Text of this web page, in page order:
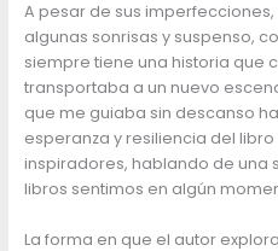
A pesar de sus
algunas sonrisas y suspenso,
siempre tiene una historia que
transportaba a un nuevo
que me guiaba sin descanso
esperanza y resiliencia del
inspiradores, hablando de una
libros sentimos en algún
La forma en que el autor